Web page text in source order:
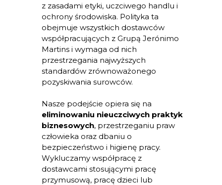
z zasadami etyki, uczciwego handlu i
ochrony środowiska. Polityka ta
obejmuje wszystkich dostawców
współpracujących z Grupą Jerónimo
Martins i wymaga od nich
przestrzegania najwyższych
standardów zrównoważonego
pozyskiwania surowców.
Nasze podejście opiera się na
eliminowaniu nieuczciwych praktyk
biznesowych, przestrzeganiu praw
człowieka oraz dbaniu o
bezpieczeństwo i higienę pracy.
Wykluczamy współpracę z
dostawcami stosującymi pracę
przymusową, pracę dzieci lub